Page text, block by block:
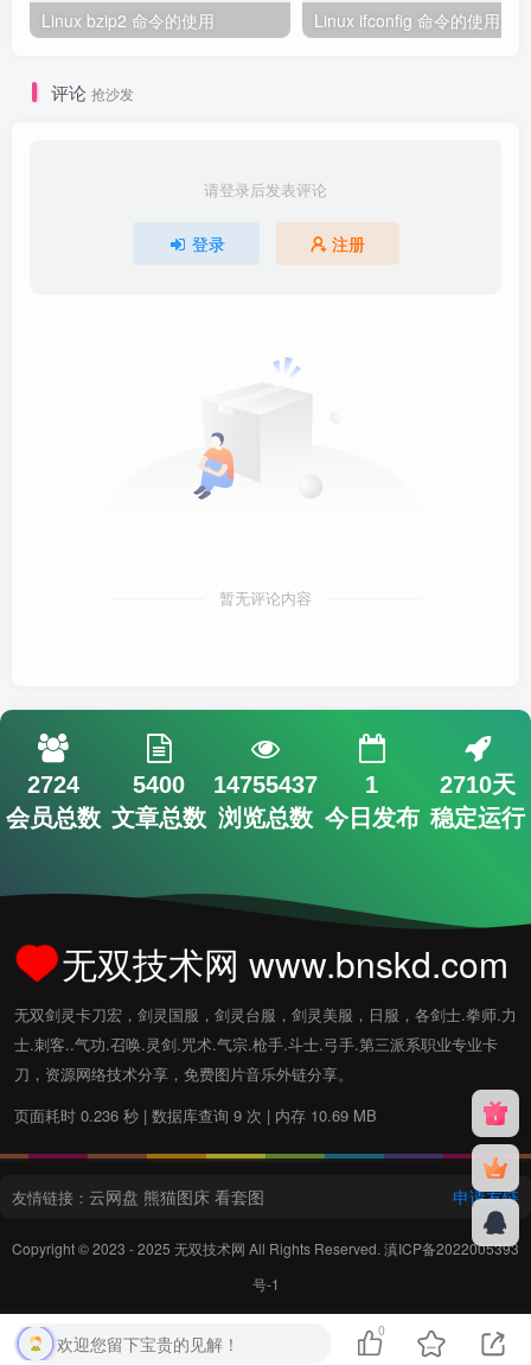
Linux bzip2 命令的使用 Linux ifconfig 命令的使用
评论 抢沙发
请登录后发表评论
登录 注册
暂无评论内容
欢迎您留下宝贵的见解！
0
2724
会员总数
5400
文章总数
14755437
浏览总数
1
今日发布
2710天
稳定运行
无双技术网 www.bnskd.com
无双剑灵卡刀宏，剑灵国服，剑灵台服，剑灵美服，日服，各剑士.拳师.力
士.刺客..气功.召唤.灵剑.咒术.气宗.枪手.斗士.弓手.第三派系职业专业卡
刀，资源网络技术分享，免费图片音乐外链分享。
页面耗时 0.236 秒 | 数据库查询 9 次 | 内存 10.69 MB
友情链接： 云网盘 熊猫图床 看套图 申请友链
Copyright © 2023 - 2025 无双技术网 All Rights Reserved. 滇ICP备2022005393
号-1